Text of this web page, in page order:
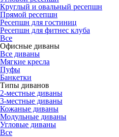
Круглый и овальный ресепшн
Прямой ресепшн
Ресепшн для гостиниц
Ресепшн для фитнес клуба
Все
Офисные диваны
Все диваны
Мягкие кресла
Пуфы
Банкетки
Типы диванов
2-местные диваны
3-местные диваны
Кожаные диваны
Модульные диваны
Угловые диваны
Все